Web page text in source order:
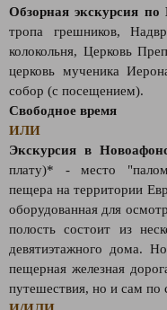
Обзорная экскурсия
тропа грешников,
колокольня, Церковь
церковь мученика
собор (с посещением).
Свободное время
ИЛИ
Экскурсия в
плату)* - место
пещера на территории
оборудованная для
полость состоит из
девятиэтажного дома.
пещерная железная
путешествия, но и сам по